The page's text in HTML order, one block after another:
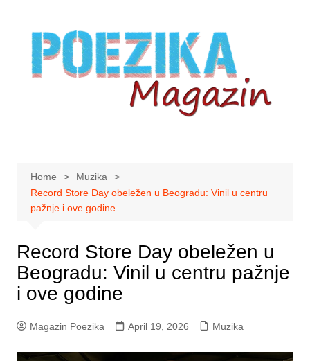
content
Home
Muzika
Record Store Day obeležen u Beogradu: Vinil u centru
pažnje i ove godine
Record Store Day obeležen u
Beogradu: Vinil u centru pažnje
i ove godine
Magazin Poezika April 19, 2026 Muzika